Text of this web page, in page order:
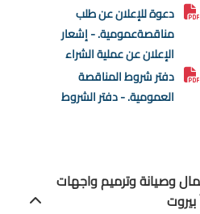
دعوة للإعلان عن طلب
مناقصةعمومية. - إشعار
الإعلان عن عملية الشراء
دفتر شروط المناقصة
العمومية. - دفتر الشروط
تلزيم أعمال وصيانة وترميم واجهات